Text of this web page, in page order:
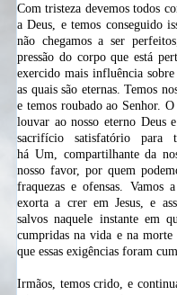
Com tristeza devemos todos
a Deus, e temos conseguido
não chegamos a ser
pressão do corpo que está
exercido mais influência
as quais são eternas. Temos
e temos roubado ao Senhor.
louvar ao nosso eterno Deus
sacrifício satisfatório para
há Um, compartilhante da
nosso favor, por quem
fraquezas e ofensas. Vamos
exorta a crer em Jesus, e
salvos naquele instante em
cumpridas na vida e na morte
que essas exigências foram
Irmãos, temos crido, e